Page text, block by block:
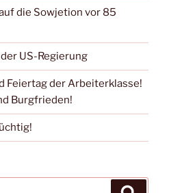
die Sowjetion vor 85
US-Regierung
Feiertag der Arbeiterklasse!
Burgfrieden!